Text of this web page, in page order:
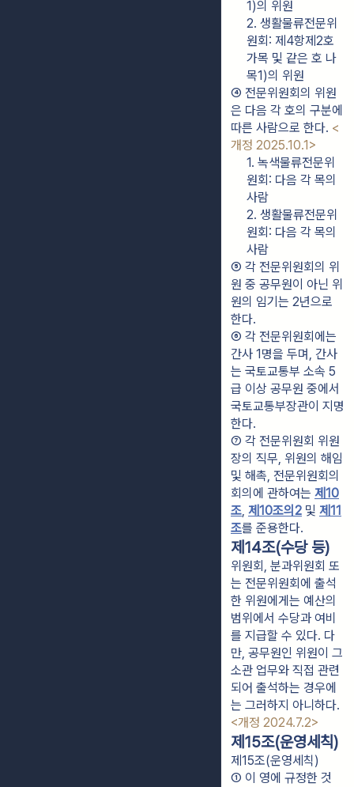
1)의 위원
2. 생활물류전문위
원회: 제4항제2호
가목 및 같은 호 나
목1)의 위원
④ 전문위원회의 위원
은 다음 각 호의 구분에
따른 사람으로 한다. <
개정 2025.10.1>
1. 녹색물류전문위
원회: 다음 각 목의
사람
2. 생활물류전문위
원회: 다음 각 목의
사람
⑤ 각 전문위원회의 위
원 중 공무원이 아닌 위
원의 임기는 2년으로
한다.
⑥ 각 전문위원회에는
간사 1명을 두며, 간사
는 국토교통부 소속 5
급 이상 공무원 중에서
국토교통부장관이 지명
한다.
⑦ 각 전문위원회 위원
장의 직무, 위원의 해임
및 해촉, 전문위원회의
회의에 관하여는 제10
조, 제10조의2 및 제11
조를 준용한다.
제14조(수당 등)
위원회, 분과위원회 또
는 전문위원회에 출석
한 위원에게는 예산의
범위에서 수당과 여비
를 지급할 수 있다. 다
만, 공무원인 위원이 그
소관 업무와 직접 관련
되어 출석하는 경우에
는 그러하지 아니하다.
<개정 2024.7.2>
제15조(운영세칙)
제15조(운영세칙)
① 이 영에 규정한 것